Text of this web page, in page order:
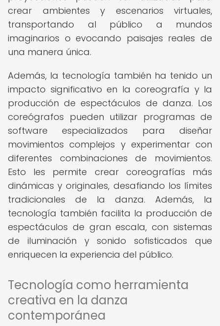
crear ambientes y escenarios virtuales,
transportando al público a mundos
imaginarios o evocando paisajes reales de
una manera única.
Además, la tecnología también ha tenido un
impacto significativo en la coreografía y la
producción de espectáculos de danza. Los
coreógrafos pueden utilizar programas de
software especializados para diseñar
movimientos complejos y experimentar con
diferentes combinaciones de movimientos.
Esto les permite crear coreografías más
dinámicas y originales, desafiando los límites
tradicionales de la danza. Además, la
tecnología también facilita la producción de
espectáculos de gran escala, con sistemas
de iluminación y sonido sofisticados que
enriquecen la experiencia del público.
Tecnología como herramienta
creativa en la danza
contemporánea